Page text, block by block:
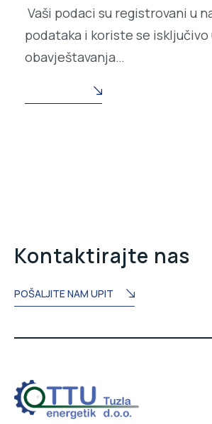
Vaši podaci su registrovani u
podataka i koriste se isključivo
obavještavanja…
Kontaktirajte nas
POŠALJITE NAM UPIT